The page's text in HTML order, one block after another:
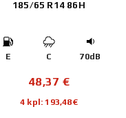
185/65 R14 86H
E C 70dB
48,37 €
4 kpl: 193,48€